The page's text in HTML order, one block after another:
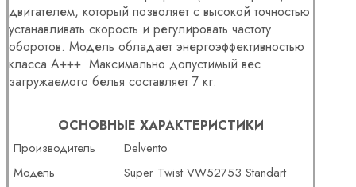
двигателем, который позволяет с высокой точностью
устанавливать скорость и регулировать частоту
оборотов. Модель обладает энергоэффективностью
класса А+++. Максимально допустимый вес
загружаемого белья составляет 7 кг.
ОСНОВНЫЕ ХАРАКТЕРИСТИКИ
Производитель
Delvento
Модель
Super Twist VW52753 Standart